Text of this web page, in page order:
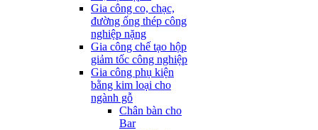
Gia công co, chạc,
đường ống thép công
nghiệp nặng
Gia công chế tạo hộp
giảm tốc công nghiệp
Gia công phụ kiện
bằng kim loại cho
ngành gỗ
Chân bàn cho
Bar